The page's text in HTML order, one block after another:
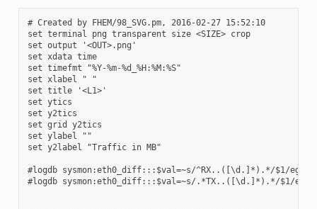
# Created by FHEM/98_SVG.pm, 2016-02-27 15:52:10
set terminal png transparent size <SIZE> crop
set output '<OUT>.png'
set xdata time
set timefmt "%Y-%m-%d_%H:%M:%S"
set xlabel " "
set title '<L1>'
set ytics
set y2tics
set grid y2tics
set ylabel ""
set y2label "Traffic in MB"
#logdb sysmon:eth0_diff:::$val=~s/^RX..([\d.]*).*/$1/eg
#logdb sysmon:eth0_diff:::$val=~s/.*TX..([\d.]*).*/$1/eg